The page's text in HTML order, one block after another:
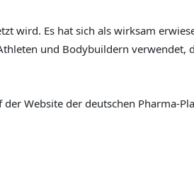
wird. Es hat sich als wirksam
und Bodybuildern verwendet,
Website der deutschen Pharma-